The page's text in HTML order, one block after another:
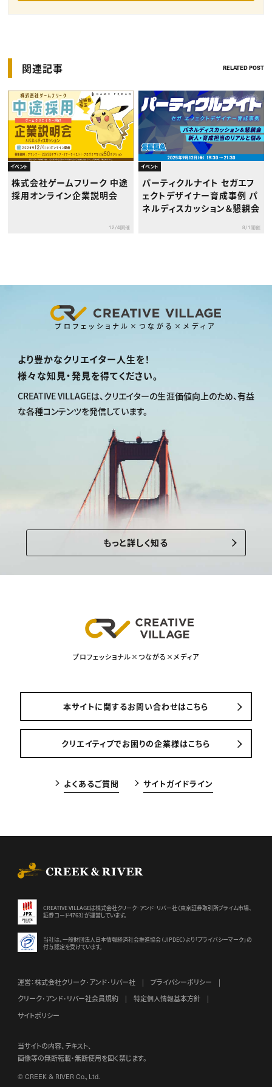
関連記事 RELATED POST
イベント
株式会社ゲームフリーク 中途
採用オンライン企業説明会
12/4開催
イベント
パーティクルナイト セガエフ
ェクトデザイナー育成事例 パ
ネルディスカッション＆懇親会
8/1開催
プロフェッショナル×つながる×メディア
より豊かなクリエイター人生を！
様々な知見・発見を得てください。
CREATIVE VILLAGEは、 クリエイターの生涯価値向上のため、有益
な各種コンテンツを発信しています。
もっと詳しく知る
プロフェッショナル×つながる×メディア
本サイトに関するお問い合わせはこちら
クリエイティブでお困りの企業様はこちら
よくあるご質問 サイトガイドライン
CREATIVE VILLAGEは株式会社クリーク･アンド･リバー社（東京証券取引所プライム市場、
証券コード4763）が運営しています。
当社は、一般財団法人日本情報経済社会推進協会（JIPDEC）より 「プライバシーマーク」の
付与認定を受けています。
運営：株式会社クリーク･アンド･リバー社
プライバシーポリシー
クリーク･アンド･リバー社会員規約
特定個人情報基本方針
サイトポリシー
当サイトの内容、テキスト、
画像等の無断転載・無断使用を固く禁じます。
© CREEK & RIVER Co., Ltd.